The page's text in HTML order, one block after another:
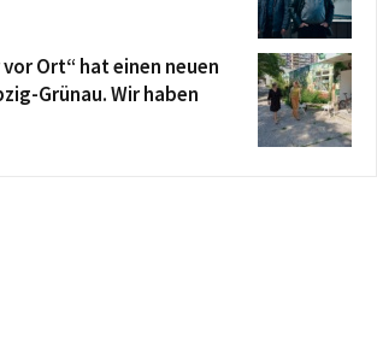
Ort“ hat einen neuen
Grünau. Wir haben